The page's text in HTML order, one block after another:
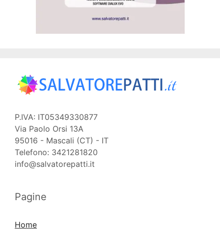
P.IVA: IT05349330877
Via Paolo Orsi 13A
95016 - Mascali (CT) - IT
Telefono: 3421281820
info@salvatorepatti.it
Pagine
Home